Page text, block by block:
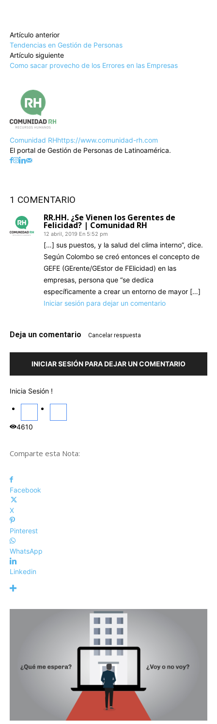
Artículo anterior
Tendencias en Gestión de Personas
Artículo siguiente
Como sacar provecho de los Errores en las Empresas
Comunidad RHhttps://www.comunidad-rh.com
El portal de Gestión de Personas de Latinoamérica.
1 COMENTARIO
RR.HH. ¿Se Vienen los Gerentes de
Felicidad? | Comunidad RH
12 abril, 2019 En 5:52 pm
[…] sus puestos, y la salud del clima interno”, dice.
Según Colombo se creó entonces el concepto de
GEFE (GErente/GEstor de FElicidad) en las
empresas, persona que “se dedica
específicamente a crear un entorno de mayor […]
Iniciar sesión para dejar un comentario
Deja un comentario Cancelar respuesta
INICIAR SESIÓN PARA DEJAR UN COMENTARIO
Inicia Sesión !
4610
Comparte esta Nota:
Facebook
X
Pinterest
WhatsApp
Linkedin